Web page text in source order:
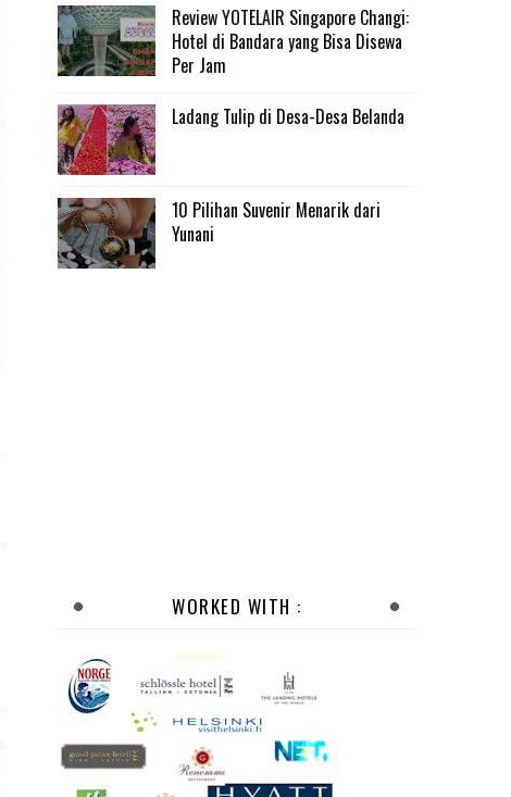
Review YOTELAIR Singapore Changi:
Hotel di Bandara yang Bisa Disewa
Per Jam
Ladang Tulip di Desa-Desa Belanda
10 Pilihan Suvenir Menarik dari
Yunani
WORKED WITH :